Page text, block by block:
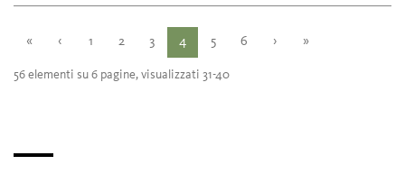
« ‹ 1 2 3 4 5 6 › »
56 elementi su 6 pagine, visualizzati 31-40